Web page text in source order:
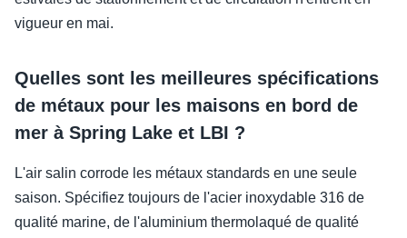
vigueur en mai.
Quelles sont les meilleures spécifications
de métaux pour les maisons en bord de
mer à Spring Lake et LBI ?
L'air salin corrode les métaux standards en une seule
saison. Spécifiez toujours de l'acier inoxydable 316 de
qualité marine, de l'aluminium thermolaqué de qualité